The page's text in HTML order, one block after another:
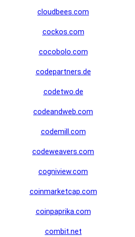
cloudbees.com
cockos.com
cocobolo.com
codepartners.de
codetwo.de
codeandweb.com
codemill.com
codeweavers.com
cogniview.com
coinmarketcap.com
coinpaprika.com
combit.net